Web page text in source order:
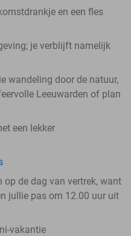
en een fles
je verblijft namelijk
wandeling door de natuur,
Leeuwarden of plan
een lekker
de dag van vertrek, want
jullie pas om 12.00 uur uit
vakantie